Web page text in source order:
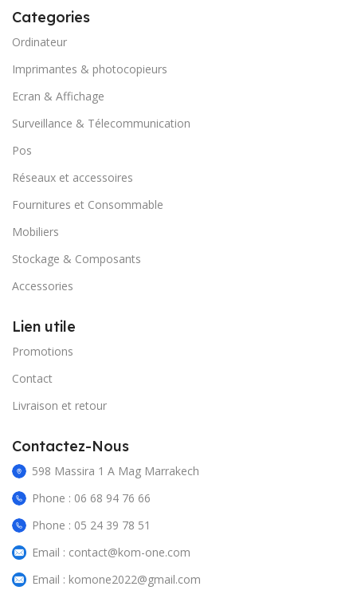
Categories
Ordinateur
Imprimantes & photocopieurs
Ecran & Affichage
Surveillance & Télecommunication
Pos
Réseaux et accessoires
Fournitures et Consommable
Mobiliers
Stockage & Composants
Accessories
Lien utile
Promotions
Contact
Livraison et retour
Contactez-Nous
598 Massira 1 A Mag Marrakech
Phone : 06 68 94 76 66
Phone : 05 24 39 78 51
Email : contact@kom-one.com
Email : komone2022@gmail.com